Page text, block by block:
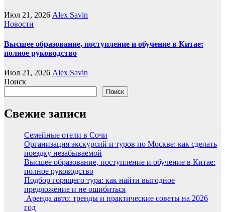
Июл 21, 2026 Alex Savin
Новости
Высшее образование, поступление и обучение в Китае:
полное руководство
Июл 21, 2026 Alex Savin
Поиск
Поиск
Свежие записи
Семейные отели в Сочи
Организация экскурсий и туров по Москве: как сделать
поездку незабываемой
Высшее образование, поступление и обучение в Китае:
полное руководство
Подбор горящего тура: как найти выгодное
предложение и не ошибиться
Аренда авто: тренды и практические советы на 2026
год